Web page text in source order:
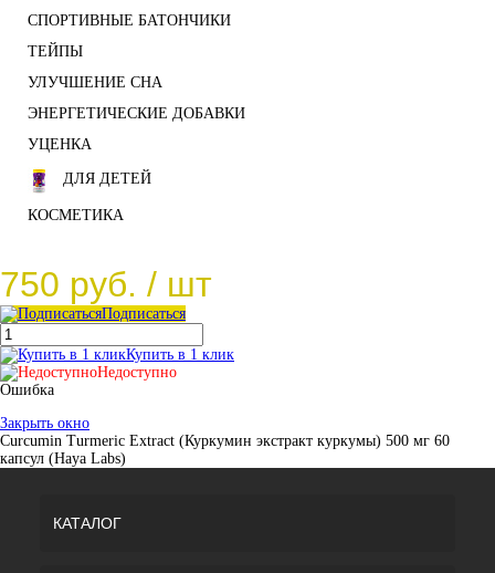
СПОРТИВНЫЕ БАТОНЧИКИ
ТЕЙПЫ
УЛУЧШЕНИЕ СНА
ЭНЕРГЕТИЧЕСКИЕ ДОБАВКИ
УЦЕНКА
ДЛЯ ДЕТЕЙ
КОСМЕТИКА
750 руб. / шт
Подписаться
Купить в 1 клик
Недоступно
Ошибка
Закрыть окно
Curcumin Turmeric Extract (Куркумин экстракт куркумы) 500 мг 60
капсул (Haya Labs)
КАТАЛОГ